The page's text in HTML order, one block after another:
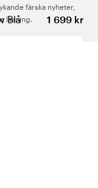
Blå 1 699 kr
färska nyheter,
läsning.